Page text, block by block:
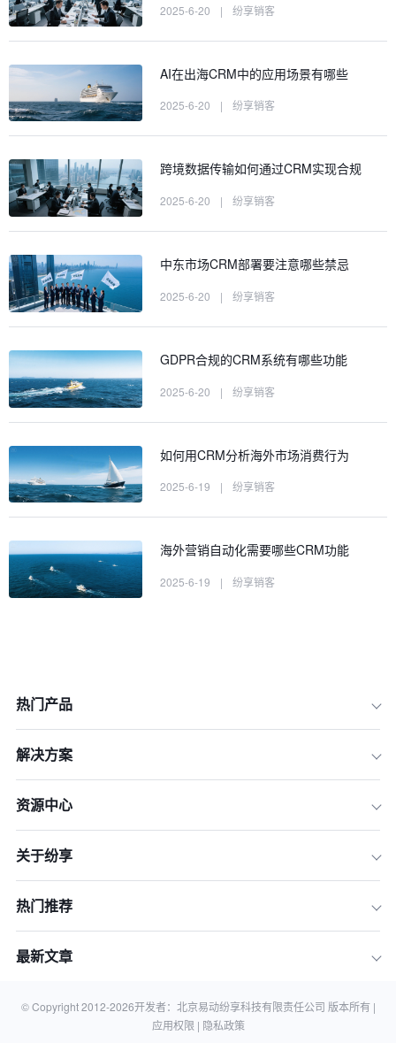
6.加强品牌建设与市场营销
相关知识
2025-6-20 | 纷享销客
AI在出海CRM中的应用场景有哪些
2025-6-20 | 纷享销客
跨境数据传输如何通过CRM实现合规
2025-6-20 | 纷享销客
中东市场CRM部署要注意哪些禁忌
2025-6-20 | 纷享销客
GDPR合规的CRM系统有哪些功能
2025-6-20 | 纷享销客
如何用CRM分析海外市场消费行为
2025-6-19 | 纷享销客
海外营销自动化需要哪些CRM功能
2025-6-19 | 纷享销客
热门产品
解决方案
资源中心
关于纷享
热门推荐
最新文章
© Copyright 2012-2026开发者：北京易动纷享科技有限责任公司 版本所有 |
应用权限 | 隐私政策